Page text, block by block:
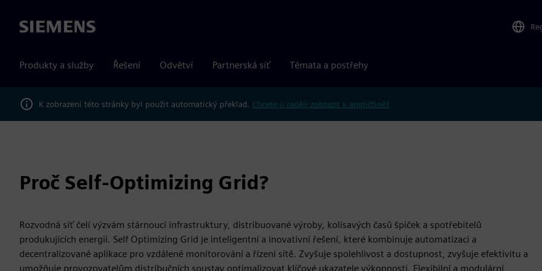
Siemens
Produkty a služby Řešení Odvětví Partnerská síť Témata a postřehy
K zobrazení této stránky byl použit automatický překlad. Chcete ji raději zobrazit v angličtině?
Proč Self-Optimizing Grid?
Rozvodná síť čelí výzvám stárnoucí infrastruktury, distribuované výroby, kolísavých časů špiček a spotřebitelů
produkujících energii. Self Optimizing Grid je inteligentní a inovativní řešení, které kombinuje automatizaci a
decentralizované aplikace pro vzdálené monitorování a řízení sítě. Zvyšuje spolehlivost a dostupnost, zvyšuje efektivitu a
umožňuje provozovatelům distribučních soustav optimalizovat klíčové ukazatele výkonnosti. Flexibilní a modulární,